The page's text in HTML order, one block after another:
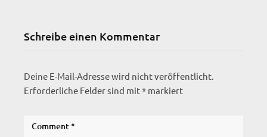
Schreibe einen Kommentar
Deine E-Mail-Adresse wird nicht veröffentlicht.
Erforderliche Felder sind mit* markiert